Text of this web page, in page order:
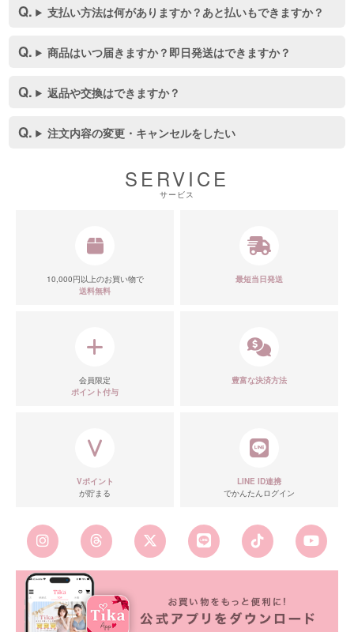
支払い方法は何がありますか？あと払いもできますか？
商品はいつ届きますか？即日発送はできますか？
返品や交換はできますか？
注文内容の変更・キャンセルをしたい
SERVICE
サービス
10,000円以上のお買い物で
送料無料
最短当日発送
会員限定
ポイント付与
豊富な決済方法
Vポイント
が貯まる
LINE ID連携
でかんたんログイン